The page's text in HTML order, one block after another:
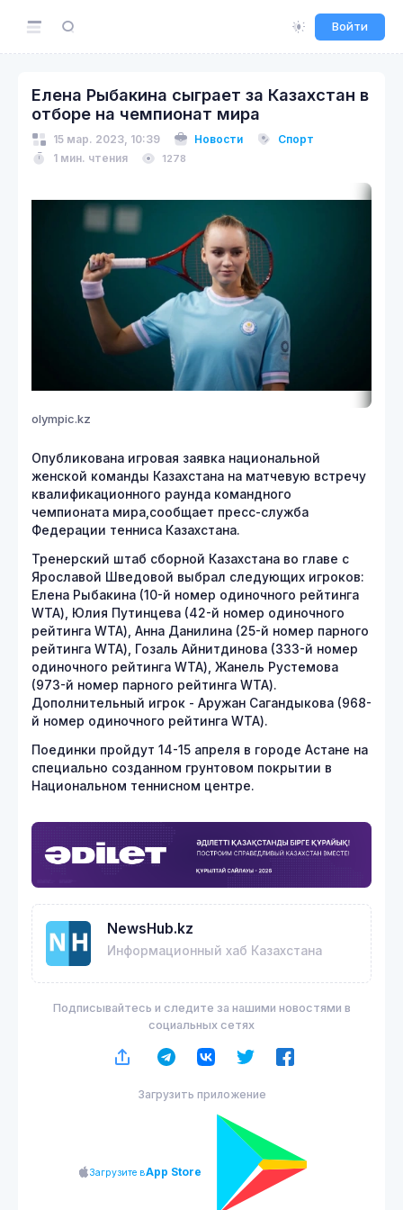
Войти
Елена Рыбакина сыграет за Казахстан в
отборе на чемпионат мира
15 мар. 2023, 10:39 Новости
Спорт
1 мин. чтения
1278
olympic.kz
Опубликована игровая заявка национальной
женской команды Казахстана на матчевую встречу
квалификационного раунда командного
чемпионата мира,сообщает пресс-служба
Федерации тенниса Казахстана.
Тренерский штаб сборной Казахстана во главе с
Ярославой Шведовой выбрал следующих игроков:
Елена Рыбакина (10-й номер одиночного рейтинга
WTA), Юлия Путинцева (42-й номер одиночного
рейтинга WTA), Анна Данилина (25-й номер парного
рейтинга WTA), Гозаль Айнитдинова (333-й номер
одиночного рейтинга WTA), Жанель Рустемова
(973-й номер парного рейтинга WTA).
Дополнительный игрок - Аружан Сагандыкова (968-
й номер одиночного рейтинга WTA).
Поединки пройдут 14-15 апреля в городе Астане на
специально созданном грунтовом покрытии в
Национальном теннисном центре.
NewsHub.kz
Информационный хаб Казахстана
Подписывайтесь и следите за нашими новостями в
социальных сетях
Загрузить приложение
Загрузите вApp Store